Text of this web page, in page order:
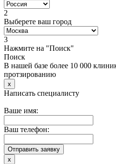
2
Выберете ваш город
3
Нажмите на "Поиск"
Поиск
В нашей базе более 10 000
протзированию
x
Написать специалисту
Ваше имя:
Ваш телефон:
x